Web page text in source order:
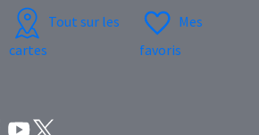
Tout sur les
cartes
Mes
favoris